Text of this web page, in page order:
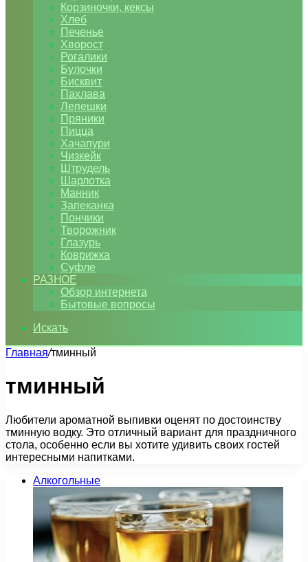
Корзиночки, кексы
Хлеб
Печенье
Хворост
Рогалики
Булочки
Бисквит
Пахлава
Лепешки
Пряники
Пицца
Хачапури
Чизкейк
Штрудель
Шарлотка
Манник
Запеканка
Пончики
Творожник
Глазурь
Коврижка
Суфле
РАЗНОЕ
Обзор интернета
Бытовые вопросы
Искать
Главная/тминный
тминный
Любители ароматной выпивки оценят по достоинству
тминную водку. Это отличный вариант для праздничного
стола, особенно если вы хотите удивить своих гостей
интересными напитками.
Алкогольные